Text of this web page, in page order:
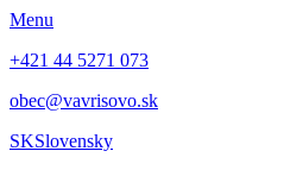
Menu
+421 44 5271 073
obec@vavrisovo.sk
SKSlovensky